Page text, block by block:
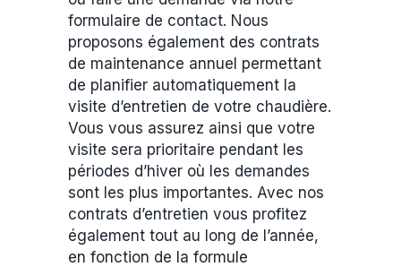
formulaire de contact. Nous
proposons également des contrats
de maintenance annuel permettant
de planifier automatiquement la
visite d’entretien de votre chaudière.
Vous vous assurez ainsi que votre
visite sera prioritaire pendant les
périodes d’hiver où les demandes
sont les plus importantes. Avec nos
contrats d’entretien vous profitez
également tout au long de l’année,
en fonction de la formule